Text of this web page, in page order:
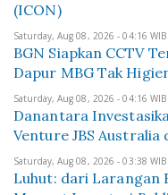
(ICON)
Saturday, Aug 08, 2026 - 04:16 WIB
BGN Siapkan CCTV
Dapur MBG Tak
Saturday, Aug 08, 2026 - 04:16 WIB
Danantara
Venture JBS Australia
Saturday, Aug 08, 2026 - 03:38 WIB
Luhut: dari Larangan